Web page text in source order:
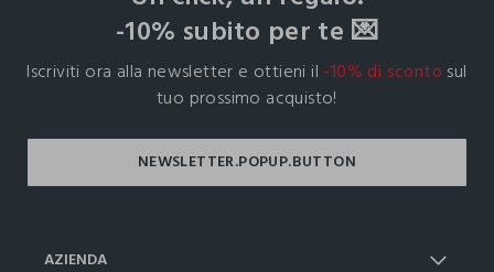
-10% subito per te 💌
Iscriviti ora alla newsletter e ottieni il -10% di sconto sul
tuo prossimo acquisto!
AZIENDA